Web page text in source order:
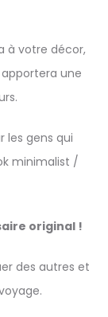
à votre décor,
une
les gens qui
minimalist /
original !
des autres et